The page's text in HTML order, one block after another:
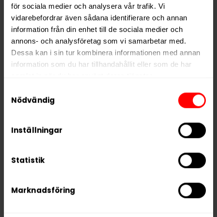
för sociala medier och analysera vår trafik. Vi
vidarebefordrar även sådana identifierare och annan
information från din enhet till de sociala medier och
annons- och analysföretag som vi samarbetar med.
Dessa kan i sin tur kombinera informationen med annan
information som du har tillhandahållit eller som de har
We work with
who may receive and
Nödvändig
Inställningar
Statistik
Marknadsföring
Alla produkter med smakenMint
PRODUKTINFORMATION
Typ
Vitt Snus
Format
Nikotin per gram
Nikotin per dosa
Portioner per dosa